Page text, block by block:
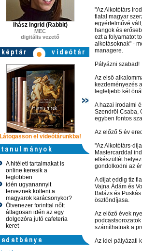
Ihász Ingrid (Rabbit)
MEC
digitális vezető
Látogasson el videótárunkba! Látogasson el
A hitéleti tartalmakat is
online keresik a
legtöbben
idén ugyanannyit
terveznek költeni a
magyarok karácsonykor?
Ötvenezer forinttal nőtt
átlagosan idén az egy
dolgozóra jutó cafeteria
keret
"Az Alkotótárs
fiatal magyar
egyértelművé
hangok és
ezt a folyamatot
alkotásoknak" -
managere.
Pályázni szabad!
Az első
kezdeményezés
legfeljebb két
A hazai irodalmi
Szendrői Csaba,
egyben fontos
Az előző 5 év
"Az Alkotótárs-
Mastercarddal
elkészültét
gondolkodni az
A díjat eddig tíz
Vajna Ádám és
Balázs és
ösztöndíjasa.
Az előző évek
számíthatnak a
Az idei pályázati